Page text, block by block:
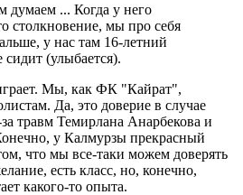
думаем ... Когда у него
столкновение, мы про себя
у нас там 16-летний
сидит (улыбается).
Мы, как ФК "Кайрат",
Да, это доверие в случае
травм Темирлана Анарбекова и
у Калмурзы прекрасный
что мы все-таки можем доверять
есть класс, но, конечно,
какого-то опыта.